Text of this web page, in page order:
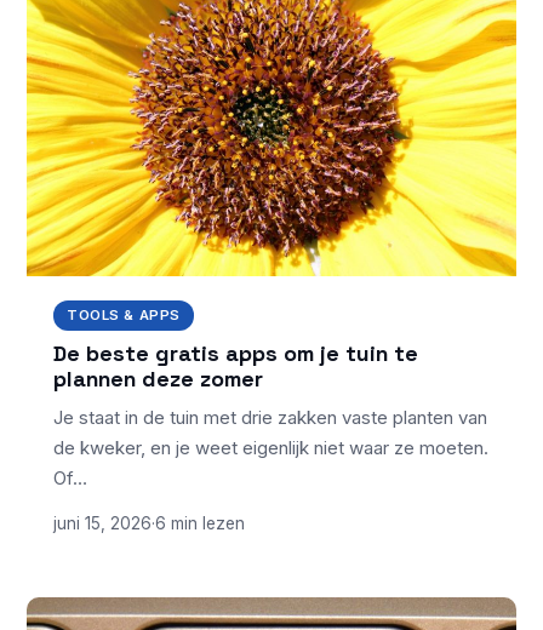
TOOLS & APPS
De beste gratis apps om je tuin te
plannen deze zomer
Je staat in de tuin met drie zakken vaste planten van
de kweker, en je weet eigenlijk niet waar ze moeten.
Of…
juni 15, 2026·6 min lezen